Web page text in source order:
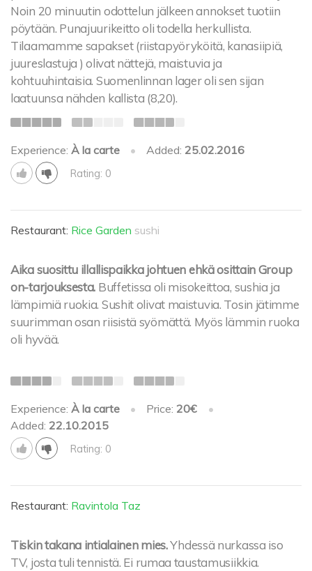
Noin 20 minuutin odottelun jälkeen annokset tuotiin
pöytään. Punajuurikeitto oli todella herkullista.
Tilaamamme sapakset (riistapyöryköitä, kanasiipiä,
juureslastuja ) olivat nättejä, maistuvia ja
kohtuuhintaisia. Suomenlinnan lager oli sen sijan
laatuunsa nähden kallista (8,20).
Experience: À la carte • Added: 25.02.2016
Rating: 0
Restaurant: Rice Garden sushi
Aika suosittu illallispaikka johtuen ehkä osittain Group
on-tarjouksesta. Buffetissa oli misokeittoa, sushia ja
lämpimiä ruokia. Sushit olivat maistuvia. Tosin jätimme
suurimman osan riisistä syömättä. Myös lämmin ruoka
oli hyvää.
Experience: À la carte • Price: 20€
•
Added: 22.10.2015
Rating: 0
Restaurant: Ravintola Taz
Tiskin takana intialainen mies.Yhdessä nurkassa iso
TV, josta tuli tennistä. Ei rumaa taustamusiikkia.